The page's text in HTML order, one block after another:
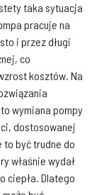
taka sytuacja
pracuje na
i przez długi
co
kosztów. Na
wymiana pompy
dostosowanej
to być trudne do
właśnie wydał
ciepła. Dlatego